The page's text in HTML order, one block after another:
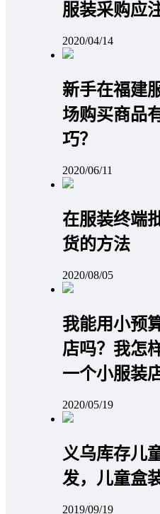
服装采购应
2020/04/14
新手在福建
场购买商品
巧？
2020/06/11
在服装终端
货的方法
2020/08/05
我能用小预
店吗？我怎
一个小服装
2020/05/19
义乌库存儿
发，儿童盒
2019/09/19